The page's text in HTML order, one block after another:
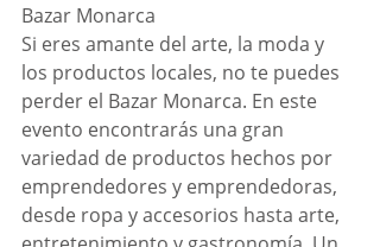
Bazar Monarca
Si eres amante del arte, la moda y
los productos locales, no te puedes
perder el Bazar Monarca. En este
evento encontrarás una gran
variedad de productos hechos por
emprendedores y emprendedoras,
desde ropa y accesorios hasta arte,